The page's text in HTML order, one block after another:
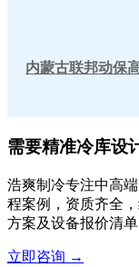
内蒙古联邦动保
需要精准冷库设
浩爽制冷专注中高
程案例，资质齐全
方案及设备报价清单
立即咨询 →